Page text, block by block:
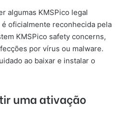
algumas KMSPico legal
oficialmente reconhecida pela
KMSPico safety concerns,
por vírus ou malware.
ao baixar e instalar o
uma ativação